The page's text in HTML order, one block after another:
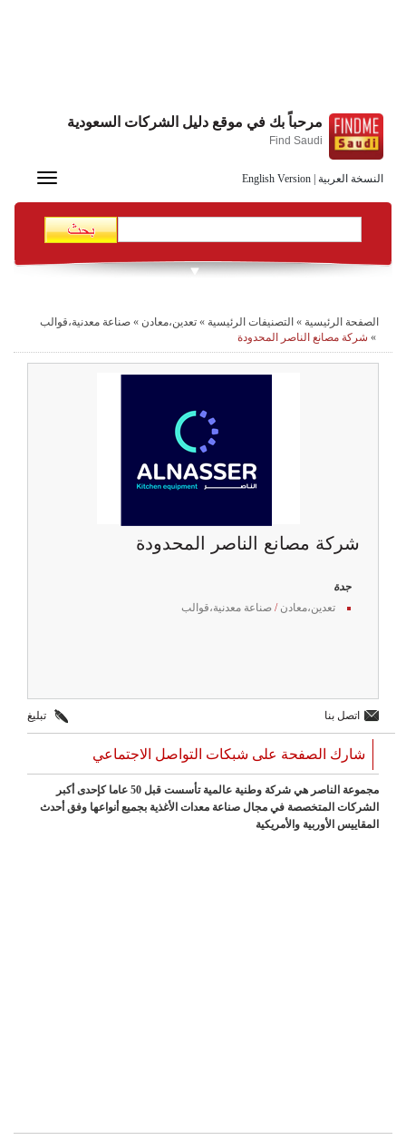
النسخة العربية English Version
مرحباً بك في موقع دليل الشركات السعودية
Find Saudi
Toggle
الصفحة الرئيسية » التصنيفات الرئيسية » تعدين،معادن » صناعة معدنية،قوالب
» شركة مصانع الناصر المحدودة
شركة مصانع الناصر المحدودة
جدة
تعدين،معادن / صناعة معدنية،قوالب
اتصل بنا تبليغ
شارك الصفحة على شبكات التواصل الاجتماعي
مجموعة الناصر هي شركة وطنية عالمية تأسست قبل 50 عاما كإحدى أكبر
الشركات المتخصصة في مجال صناعة معدات الأغذية بجميع أنواعها وفق أحدث
المقاييس الأوربية والأمريكية